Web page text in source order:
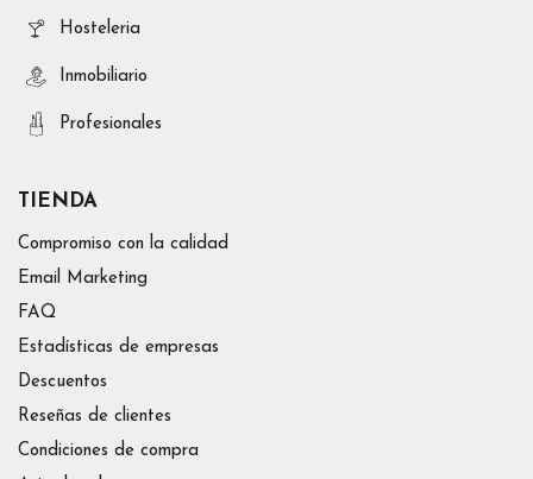
Hosteleria
Inmobiliario
Profesionales
TIENDA
Compromiso con la calidad
Email Marketing
FAQ
Estadísticas de empresas
Descuentos
Reseñas de clientes
Condiciones de compra